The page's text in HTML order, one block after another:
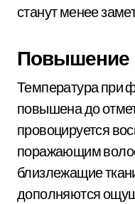
станут менее
Повышение
Температура при
повышена до
провоцируется
поражающим
близлежащие
дополняются